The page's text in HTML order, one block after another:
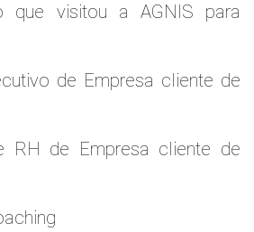
que visitou a AGNIS para
de Empresa cliente de
RH de Empresa cliente de